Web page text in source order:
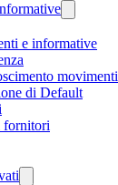
e informative
movimenti
di Default
fornitori